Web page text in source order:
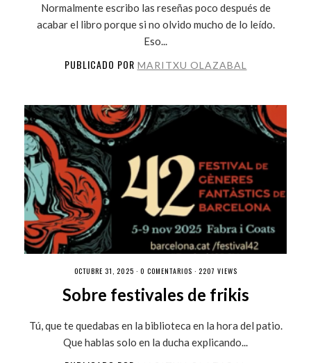
Normalmente escribo las reseñas poco después de
acabar el libro porque si no olvido mucho de lo leído.
Eso...
PUBLICADO POR MARITXU OLAZABAL
OCTUBRE 31, 2025 · 0 COMENTARIOS · 2207 VIEWS
Sobre festivales de frikis
Tú, que te quedabas en la biblioteca en la hora del patio.
Que hablas solo en la ducha explicando...